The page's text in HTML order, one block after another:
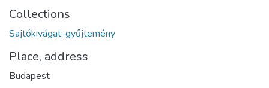
Collections
Sajtókivágat-gyűjtemény
Place, address
Budapest